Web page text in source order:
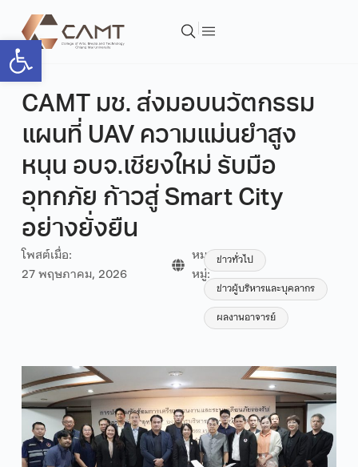
Open toolbar
CAMT มช. ส่งมอบนวัตกรรม
แผนที่ UAV ความแม่นยำสูง
หนุน อบจ.เชียงใหม่ รับมือ
อุทกภัย ก้าวสู่ Smart City
อย่างยั่งยืน
โพสต์เมื่อ:
27 พฤษภาคม, 2026
หมวด
หมู่:
ข่าวทั่วไป
ข่าวผู้บริหารและบุคลากร
ผลงานอาจารย์